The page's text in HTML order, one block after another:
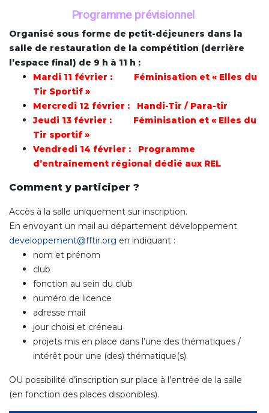
Programme prévisionnel
Organisé sous forme de petit-déjeuners dans la
salle de restauration de la compétition (derrière
l’espace final) de 9 h à 11 h :
Mardi 11 février : Féminisation et « Elles du
Tir Sportif »
Mercredi 12 février : Handi-Tir / Para-tir
Jeudi 13 février : Féminisation et « Elles du
Tir sportif »
Vendredi 14 février : Programme
d’entraînement régional dédié aux REL
Comment y participer ?
Accès à la salle uniquement sur inscription.
En envoyant un mail au département développement
developpement@fftir.org en indiquant :
nom et prénom
club
fonction au sein du club
numéro de licence
adresse mail
jour choisi et créneau
projets mis en place dans l’une des thématiques /
intérêt pour une (des) thématique(s).
OU possibilité d’inscription sur place à l’entrée de la salle
(en fonction des places disponibles).